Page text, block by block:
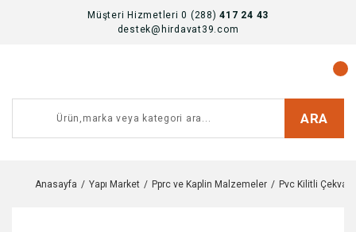
Müşteri Hizmetleri 0 (288)417 24 43
destek@hirdavat39.com
ARA
Anasayfa Yapı Market Pprc ve Kaplin Malzemeler Pvc Kilitli Çekvalf